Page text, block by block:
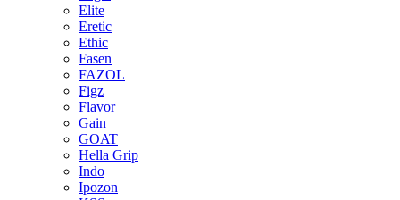
Elite
Eretic
Ethic
Fasen
FAZOL
Figz
Flavor
Gain
GOAT
Hella Grip
Indo
Ipozon